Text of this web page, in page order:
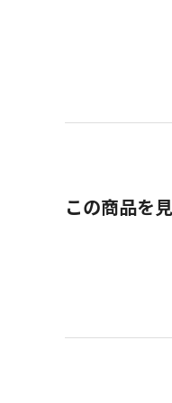
この商品を